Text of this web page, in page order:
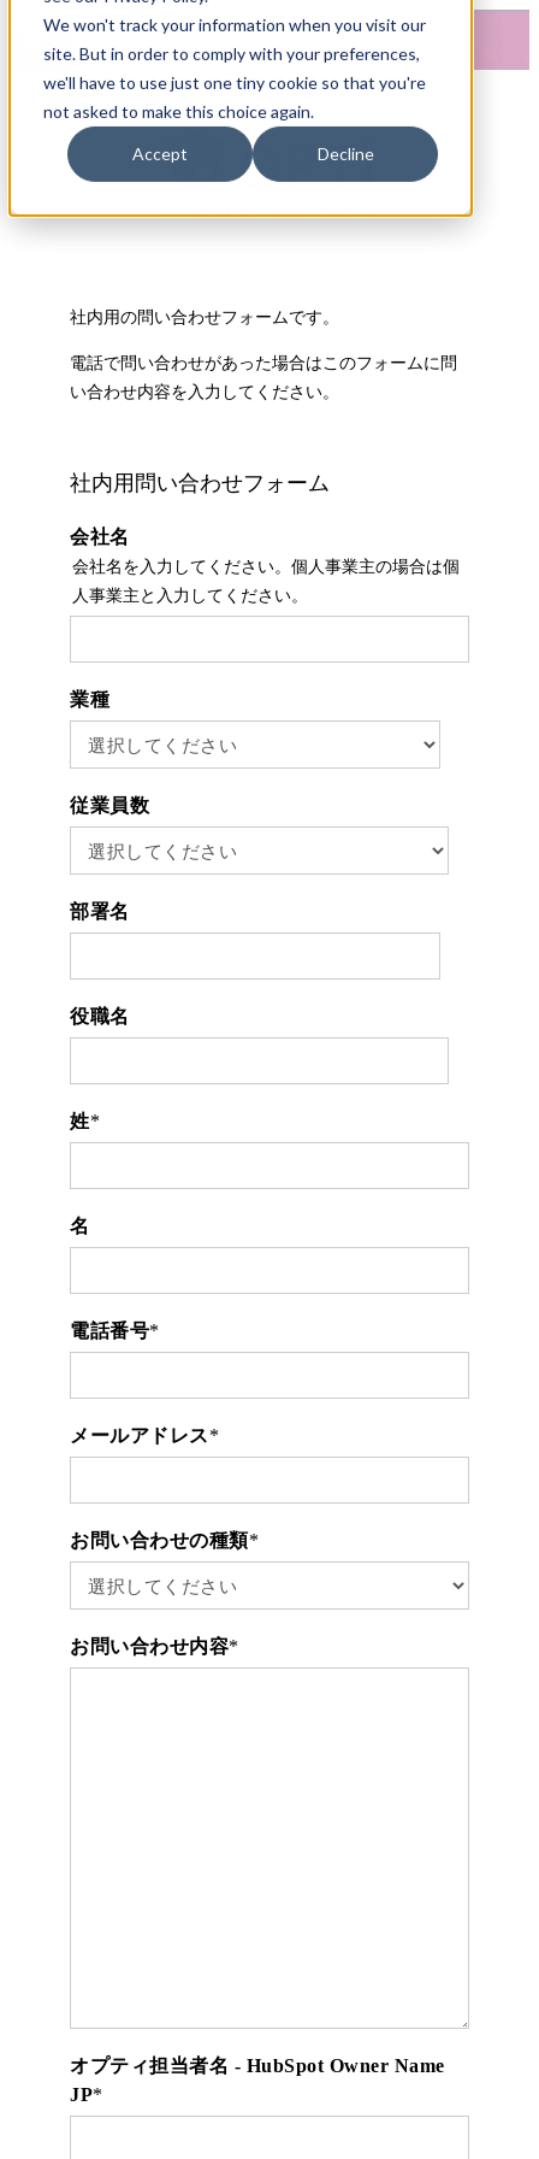
We won't track your information when you visit our
site. But in order to comply with your preferences,
we'll have to use just one tiny cookie so that you're
not asked to make this choice again.
Accept Decline
社内用の問い合わせフォームです。
電話で問い合わせがあった場合はこのフォームに問
い合わせ内容を入力してください。
社内用問い合わせフォーム
会社名
会社名を入力してください。個人事業主の場合は個
人事業主と入力してください。
業種
従業員数
部署名
役職名
姓*
名
電話番号*
メールアドレス*
お問い合わせの種類*
お問い合わせ内容*
オプティ担当者名 - HubSpot Owner Name
JP*